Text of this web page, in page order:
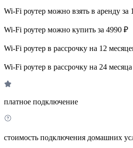
Wi-Fi роутер можно взять в аренду за
Wi-Fi роутер можно купить за 4990 ₽
Wi-Fi роутер в рассрочку на 12
Wi-Fi роутер в рассрочку на 24
платное подключение
стоимость подключения домашних